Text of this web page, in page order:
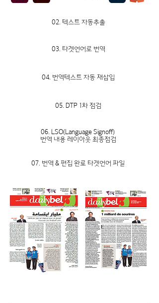
02. 텍스트 자동추출
03. 타겟언어로 번역
04. 번역텍스트 자동 재삽입
05. DTP 1차 점검
06. LSO(Language Signoff)
​번역 내용 레이아웃 최종점검
07. 번역 & 편집 완료 타겟언어 파일